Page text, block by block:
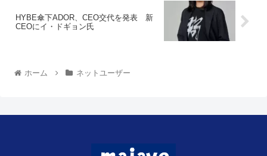
HYBE傘下ADOR、CEO交代を発表 新
CEOにイ・ドギョン氏
ホーム ネットユーザー